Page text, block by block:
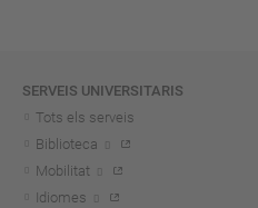
SERVEIS UNIVERSITARIS
Tots els serveis
Biblioteca
Mobilitat
Idiomes